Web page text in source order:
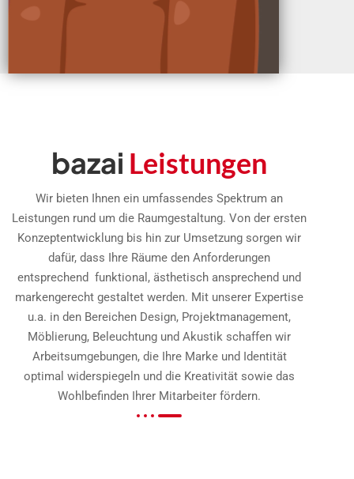
bazai Leistungen
Wir bieten Ihnen ein umfassendes Spektrum an
Leistungen rund um die Raumgestaltung. Von der ersten
Konzeptentwicklung bis hin zur Umsetzung sorgen wir
dafür, dass Ihre Räume den Anforderungen
entsprechend funktional, ästhetisch ansprechend und
markengerecht gestaltet werden. Mit unserer Expertise
u.a. in den Bereichen Design, Projektmanagement,
Möblierung, Beleuchtung und Akustik schaffen wir
Arbeitsumgebungen, die Ihre Marke und Identität
optimal widerspiegeln und die Kreativität sowie das
Wohlbefinden Ihrer Mitarbeiter fördern.